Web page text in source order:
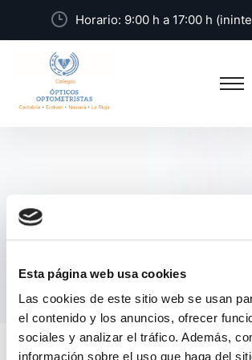
Esta página web usa cookies
Las cookies de este sitio web se usan
el contenido y los anuncios, ofrecer
sociales y analizar el tráfico. Además,
información sobre el uso que haga del
Horario: 9:00 h a 17:00 h
Directorio de
Home Directorio de Ópticas